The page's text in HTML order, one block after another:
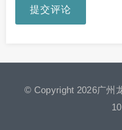
提交评论
© Copyright 2026广州